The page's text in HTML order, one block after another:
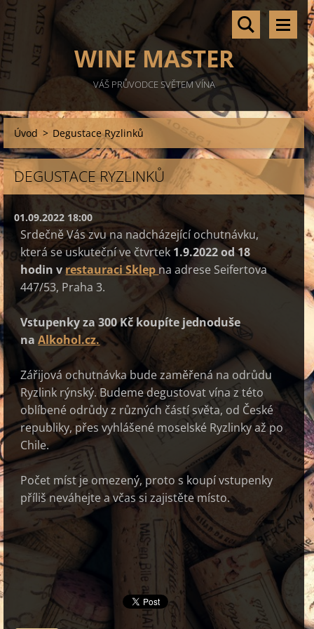
WINE MASTER
VÁŠ PRŮVODCE SVĚTEM VÍNA
Úvod > Degustace Ryzlinků
DEGUSTACE RYZLINKŮ
01.09.2022 18:00
Srdečně Vás zvu na nadcházející ochutnávku,
kteráse uskuteční ve čtvrtek1.9.2022 od 18
hodin vrestauraci Sklep na adrese Seifertova
447/53, Praha 3.
Vstupenky za 300 Kč koupíte jednoduše
naAlkohol.cz.
Zářijová ochutnávka bude zaměřená na odrůdu
Ryzlink rýnský. Budeme degustovat vína z této
oblíbené odrůdy z různých částí světa, od České
republiky, přes vyhlášené moselské Ryzlinky až po
Chile.
Počet míst je omezený, proto s koupí vstupenky
příliš neváhejte a včas si zajistěte místo.